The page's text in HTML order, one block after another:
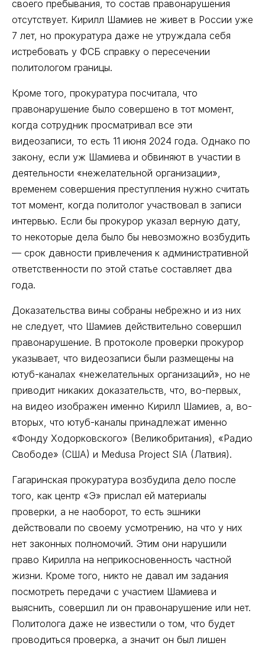
своего пребывания, то состав правонарушения
отсутствует. Кирилл Шамиев не живет в России уже
7 лет, но прокуратура даже не утруждала себя
истребовать у ФСБ справку о пересечении
политологом границы.
Кроме того, прокуратура посчитала, что
правонарушение было совершено в тот момент,
когда сотрудник просматривал все эти
видеозаписи, то есть 11 июня 2024 года. Однако по
закону, если уж Шамиева и обвиняют в участии в
деятельности «нежелательной организации»,
временем совершения преступления нужно считать
тот момент, когда политолог участвовал в записи
интервью. Если бы прокурор указал верную дату,
то некоторые дела было бы невозможно возбудить
–– срок давности привлечения к административной
ответственности по этой статье составляет два
года.
Доказательства вины собраны небрежно и из них
не следует, что Шамиев действительно совершил
правонарушение. В протоколе проверки прокурор
указывает, что видеозаписи были размещены на
ютуб-каналах «нежелательных организаций», но не
приводит никаких доказательств, что, во-первых,
на видео изображен именно Кирилл Шамиев, а, во-
вторых, что ютуб-каналы принадлежат именно
«Фонду Ходорковского» (Великобритания), «Радио
Свободе» (США) и Medusa Project SIA (Латвия).
Гагаринская прокуратура возбудила дело после
того, как центр «Э» прислал ей материалы
проверки, а не наоборот, то есть эшники
действовали по своему усмотрению, на что у них
нет законных полномочий. Этим они нарушили
право Кирилла на неприкосновенность частной
жизни. Кроме того, никто не давал им задания
посмотреть передачи с участием Шамиева и
выяснить, совершил ли он правонарушение или нет.
Политолога даже не известили о том, что будет
проводиться проверка, а значит он был лишен